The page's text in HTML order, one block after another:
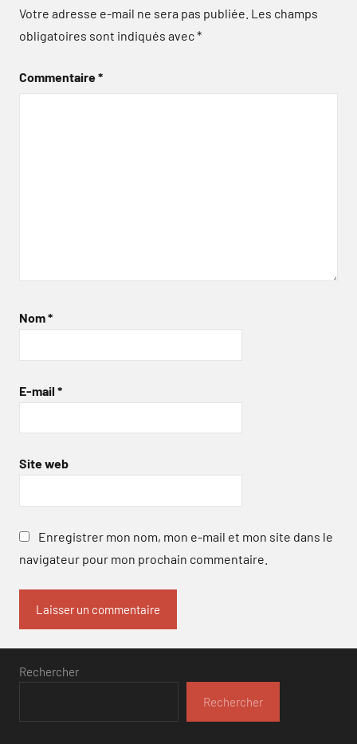
Votre adresse e-mail ne sera pas publiée. Les champs
obligatoires sont indiqués avec*
Commentaire*
Nom*
E-mail *
Site web
Enregistrer mon nom, mon e-mail et mon site dans le
navigateur pour mon prochain commentaire.
Rechercher
Rechercher